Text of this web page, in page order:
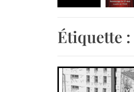
Étiquette :